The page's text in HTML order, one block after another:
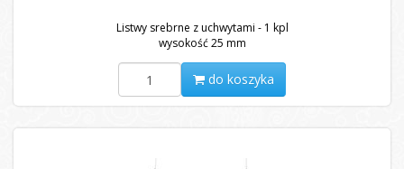
Listwy srebrne z uchwytami - 1 kpl
wysokość 25 mm
do koszyka